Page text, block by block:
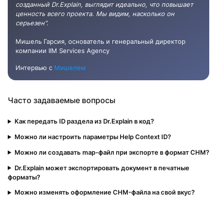
созданный Dr.Explain, выглядит идеально, что повышает
ценность всего проекта. Мы видим, насколько он
серьезен".
Мишель Гарсия, основатель и генеральный директор
компании IIM Services Agency
Интервью с Мишелем
Часто задаваемые вопросы
Как передать ID раздела из Dr.Explain в код?
Можно ли настроить параметры Help Context ID?
Можно ли создавать map-файл при экспорте в формат CHM?
Dr.Explain может экспортировать документ в печатные
форматы?
Можно изменять оформление CHM-файла на свой вкус?